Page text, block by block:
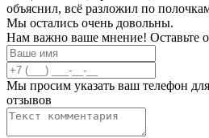
объяснил, всё разложил по
Мы остались очень довольны.
Нам важно ваше мнение! Оставьте
Мы просим указать ваш телефон
отзывов